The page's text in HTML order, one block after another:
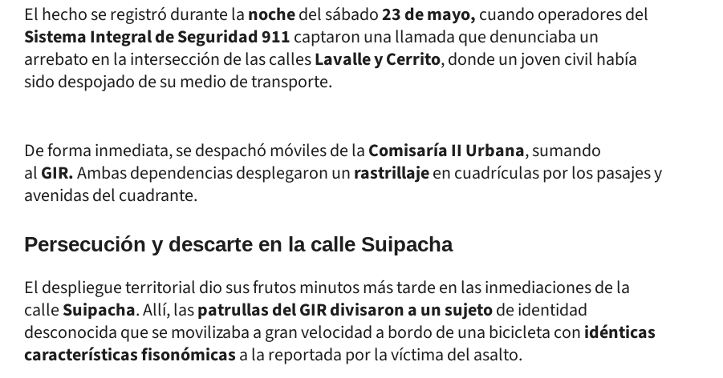
El hecho se registró durante lanochedel sábado23 de mayo,cuando operadores del
Sistema Integral de Seguridad 911captaron una llamada que denunciaba un
arrebato en la intersección de las callesLavalle y Cerrito, donde un joven civil había
sido despojado de su medio de transporte.
De forma inmediata, se despachó móviles de laComisaría II Urbana, sumando
alGIR.Ambas dependencias desplegaron unrastrillajeen cuadrículas por los pasajes y
avenidas del cuadrante.
Persecución y descarte en la calle Suipacha
El despliegue territorial dio sus frutos minutos más tarde en las inmediaciones de la
calleSuipacha. Allí, laspatrullas del GIR divisaron a un sujetode identidad
desconocida que se movilizaba a gran velocidad a bordo de una bicicleta conidénticas
características fisonómicasa la reportada por la víctima del asalto.